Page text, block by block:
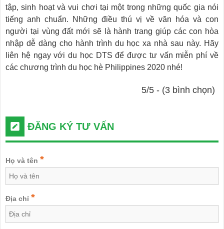
tập, sinh hoạt và vui chơi tại một trong những quốc gia nói
tiếng anh chuẩn. Những điều thú vị về văn hóa và con
người tại vùng đất mới sẽ là hành trang giúp các con hòa
nhập dễ dàng cho hành trình du học xa nhà sau này. Hãy
liên hệ ngay với du học DTS để được tư vấn miễn phí về
các chương trình du học hè Philippines 2020 nhé!
5/5 - (3 bình chọn)
ĐĂNG KÝ TƯ VẤN
Họ và tên *
Địa chỉ *